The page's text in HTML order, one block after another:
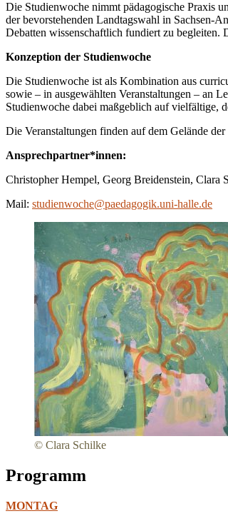
Die Studienwoche nimmt pädagogische Praxis
der bevorstehenden Landtagswahl in Sachsen-
Debatten wissenschaftlich fundiert zu begleiten.
Konzeption der Studienwoche
Die Studienwoche ist als Kombination aus
sowie – in ausgewählten Veranstaltungen – an
Studienwoche dabei maßgeblich auf vielfältige,
Die Veranstaltungen finden auf dem Gelände
Ansprechpartner*innen:
Christopher Hempel, Georg Breidenstein, Clara
Mail: studienwoche@paedagogik.uni-halle.de
© Clara Schilke
Programm
MONTAG